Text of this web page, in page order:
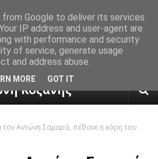
πρόγνωση καιρού από το
Κοζάνης
τον Αντώνη Σαμαρά, πέθανε η κόρη του
Google to deliver its services
IP address and user-agent are
with performance and security
of service, generate usage
and address abuse.
MORE GOT IT